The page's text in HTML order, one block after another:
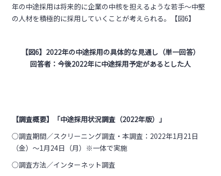
年の中途採用は将来的に企業の中核を担えるような若手～中堅
の人材を積極的に採用していくことが考えられる。【図6】
【図6】 2022年の中途採用の具体的な見通し（単一回答）
回答者：今後2022年に中途採用予定があるとした人
【調査概要】「中途採用状況調査（2022年版）」
○調査期間／スクリーニング調査・本調査：2022年1月21日
（金）～1月24日（月）※一体で実施
○調査方法／インターネット調査